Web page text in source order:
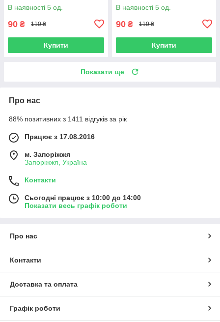
В наявності 5 од.
90 ₴ 110 ₴
Купити
В наявності 5 од.
90 ₴ 110 ₴
Купити
Показати ще
Про нас
88% позитивних з 1411 відгуків за рік
Працює з 17.08.2016
м. Запоріжжя
Запоріжжя, Україна
Контакти
Сьогодні працює з 10:00 до 14:00
Показати весь графік роботи
Про нас
Контакти
Доставка та оплата
Графік роботи